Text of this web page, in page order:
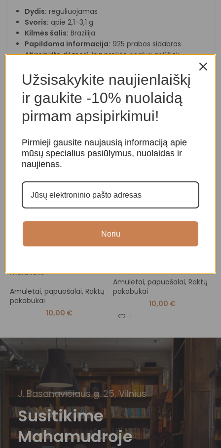
Dydis: reguliuojamas
Svoris: apie 2,1–3,1 g
Kilmės šalis: Brazilija
Papildoma informacija: 925 prabos sidabras
Atkreipkite dėmesį, jog prekėsspalva gališiek
Panašios prekės
malunėlis”
Amuletai, papuošalai, Raktų
pakabukai
10,00 €
Amuletai, papuošalai, Raktų
pakabukai
10,00 €
J. Basanavičiaus g. 25, Vilnius
Susitikime
Mahamudroje
Užsisakykite naujienlaiškį
ir gaukite -10% nuolaidą
pirmam apsipirkimui!
Pirmieji gausite naujausią informaciją apie
mūsų specialius pasiūlymus, nuolaidas ir
naujienas.
Noriu